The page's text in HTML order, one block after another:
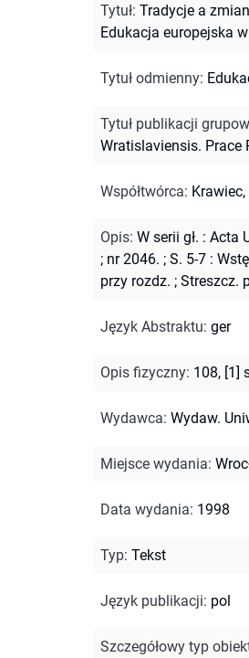
Tytuł: Tradycje a
Edukacja europejska
Tytuł odmienny:
Tytuł publikacji
Wratislaviensis. Prace
Współtwórca: Krawiec,
Opis: W serii gł. :
; nr 2046. ; S. 5-7 :
przy rozdz. ; Streszcz.
Język Abstraktu: ger
Opis fizyczny: 108, [1]
Wydawca: Wydaw.
Miejsce wydania:
Data wydania: 1998
Typ: Tekst
Język publikacji: pol
Szczegółowy typ